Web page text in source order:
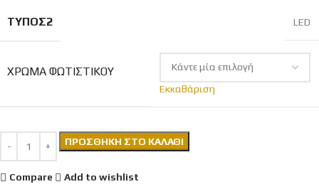
ΤΎΠΟΣ2 LED
ΧΡΏΜΑ ΦΩΤΙΣΤΙΚΟΎ
Εκκαθάριση
ΠΡΟΣΘΉΚΗ ΣΤΟ ΚΑΛΆΘΙ
Compare Add to wishlist